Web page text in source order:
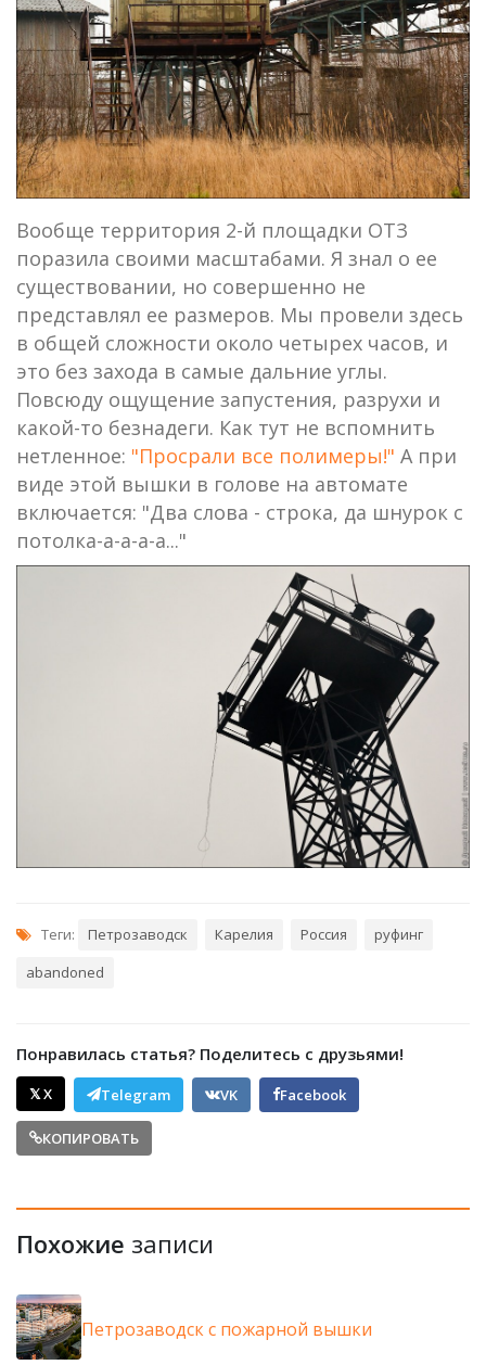
Вообще территория 2-й площадки ОТЗ
поразила своими масштабами. Я знал о ее
существовании, но совершенно не
представлял ее размеров. Мы провели здесь
в общей сложности около четырех часов, и
это без захода в самые дальние углы.
Повсюду ощущение запустения, разрухи и
какой-то безнадеги. Как тут не вспомнить
нетленное: "Просрали все полимеры!" А при
виде этой вышки в голове на автомате
включается: "Два слова - строка, да шнурок с
потолка-а-а-а-а..."
Теги: Петрозаводск Карелия Россия
руфинг
abandoned
Понравилась статья? Поделитесь с друзьями!
𝕏 X Telegram VK Facebook
КОПИРОВАТЬ
Похожие записи
Петрозаводск с пожарной вышки